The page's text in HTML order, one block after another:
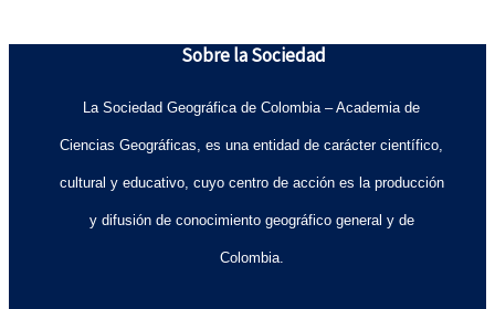
Sobre la Sociedad
La Sociedad Geográfica de Colombia – Academia de
Ciencias Geográficas, es una entidad de carácter científico,
cultural y educativo, cuyo centro de acción es la producción
y difusión de conocimiento geográfico general y de
Colombia.